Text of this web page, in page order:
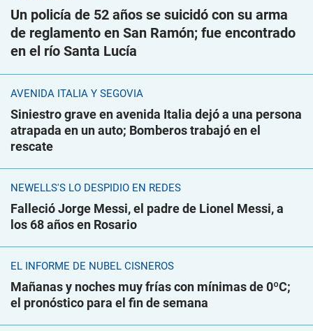
Un policía de 52 años se suicidó con su arma
de reglamento en San Ramón; fue encontrado
en el río Santa Lucía
AVENIDA ITALIA Y SEGOVIA
Siniestro grave en avenida Italia dejó a una persona
atrapada en un auto; Bomberos trabajó en el
rescate
NEWELLS'S LO DESPIDIÓ EN REDES
Falleció Jorge Messi, el padre de Lionel Messi, a
los 68 años en Rosario
EL INFORME DE NUBEL CISNEROS
Mañanas y noches muy frías con mínimas de 0ºC;
el pronóstico para el fin de semana